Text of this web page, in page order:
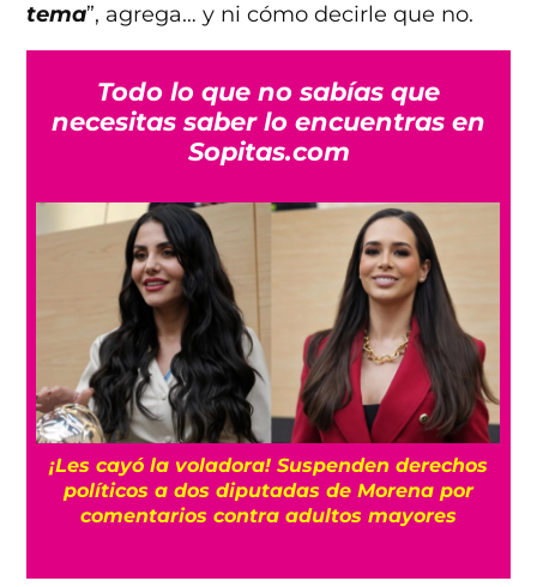
tema”, agrega… y ni cómo decirle que no.
Todo lo que no sabías que
necesitas saber lo encuentras en
Sopitas.com
¡Les cayó la voladora! Suspenden derechos
políticos a dos diputadas de Morena por
comentarios contra adultos mayores